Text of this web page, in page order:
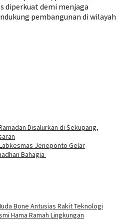
diperkuat demi menjaga
pembangunan di wilayah
Disalurkan di Sekupang,
Jeneponto Gelar
Bahagia
Bone Antusias Rakit Teknologi
Hama Ramah Lingkungan